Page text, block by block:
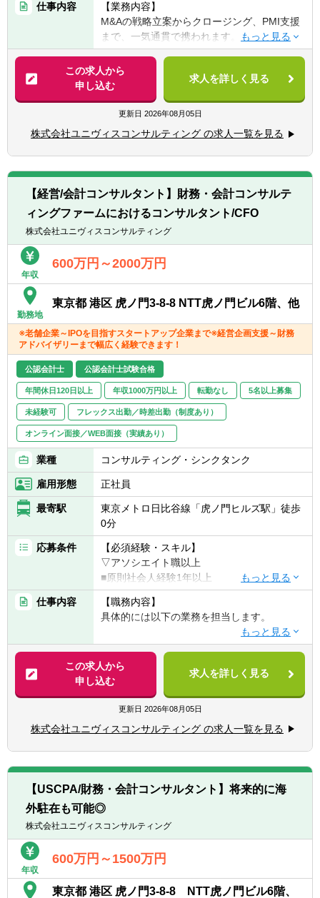
＜シニアアソシエイト職＞
▽下記いずれかのご経験
■M&A関連業務経験（金融機関・PE・コンサ
ル・FASなど）
■経営企画・財務部門でのM&A実務経験
＜マネージャー職以上＞
■FAS業務経験3年以上
■戦略・会計系コンサル出身者
■経理・財務・監査など、定量分析に強い方
【求める人物像】
■M&A領域で専門性を磨きたい方
して働きたい方
■周囲を巻き込みながらプロジェクトを進め
られる方
■継続して学び続ける姿勢を持つ方
■看板ではなく「実力」で勝負したい方
■チームワークを大事にできる方
仕事内容
【業務内容】
M&Aの戦略立案からクロージング、PMI支援
まで、一気通貫で携われます。
組織がフェーズごとに分断されていないた
め、全プロセスを実務として経験可能です。
＜トランザクション＞
■財務・税務・ビジネスデューデリジェンス
■バリュエーション
■モデリング業務
■無形資産の価値評価
＜ファイナンシャルアドバイザリー＞
■M&A戦略策定支援
■M&A候補先企業の発掘
■M&A実行ストラクチャーの策定支援
■M&Aプロセスにおけるプロジェクト・マネ
■デューディリジェンスの実行支援
■企業価値評価
■M&A実行に必要となる各種契約書の策定支
援（ユニヴィス法律事務所と共同で実施）
■財務、会計領域に係るPMI支援
【ポジションの魅力】
■一気通貫のM&A実務を経験
戦略立案、デューデリジェンス、クロージン
グ、PMIまでM&Aの全プロセスに携わること
ができます。
■少数精鋭チーム
約40名規模の組織で、若手でも裁量を持って
案件に関わることが可能です。
■ミッド～スモールキャップ中心の案件
企業オーナーや経営陣と直接議論しながら、
企業の成長に深く関わるM&A支援を行いま
す。
■専門家連携による総合的なM&A支援
会計・税務・法務などグループの専門家と連
携しながら、総合的なアドバイザリーを提供
します。
常に複数案件に携わるため、短期間でM&A実
務の経験を積むことができます。
この求人から
申し込む
求人を詳しく見る
更新日 2026年08月05日
株式会社ユニヴィスコンサルティング の求人一覧を見る
【経営/会計コンサルタント】財務・会計コンサルテ
ィングファームにおけるコンサルタント/CFO
株式会社ユニヴィスコンサルティング
年収
600万円～2000万円
勤務地
東京都 港区 虎ノ門3-8-8 NTT虎ノ門ビル6階、他
※老舗企業～IPOを目指すスタートアップ企業まで※経営企画支援～財務
アドバイザリーまで幅広く経験できます！
公認会計士 公認会計士試験合格
年間休日120日以上 年収1000万円以上 転勤なし 5名以上募集
未経験可 フレックス出勤／時差出勤（制度あり）
オンライン面接／WEB面接（実績あり）
業種 コンサルティング・シンクタンク
雇用形態 正社員
最寄駅
東京メトロ日比谷線「虎ノ門ヒルズ駅」徒歩
0分
応募条件
【必須経験・スキル】
▽アソシエイト職以上
■原則社会人経験1年以上
■コンサルティング業務への興味・関心
■一緒に会社を創っていくことに対する興
味・関心
▽マネージャー職以上
■財務・会計系コンサルティングファームで
の就業経験3年以上
■監査法人での就業経験3年以上
【歓迎経験・スキル】
■監査法人や会計事務所出身の方
■事業会社での経理経験をお持ちの方
■公認会計士資格保有者（試験合格者含む）
■Excel、PPT、Wordの実務における使用経験
仕事内容
【職務内容】
具体的には以下の業務を担当します。
▽経営コンサルティング業務
■経営企画や経営アクションの立案・実行
■財務モデル・資金繰りモデルの開発支援
■管理会計導入や原価管理体制の構築
■バリュエーション・債権評価・財産評定
■IPO支援、事業計画策定・予実分析
■M&A関連（DD、ストラクチャー立案、実行
支援）
■マーケティング・業務効率化施策の企画・
実行
■株主/ファンド向け経営会議のレポーティン
グ
■コーポレートファイナンス業務
▽会計コンサルティング業務
■決算早期化支援
この求人から
申し込む
求人を詳しく見る
更新日 2026年08月05日
株式会社ユニヴィスコンサルティング の求人一覧を見る
【USCPA/財務・会計コンサルタント】将来的に海
外駐在も可能◎
株式会社ユニヴィスコンサルティング
年収
600万円～1500万円
東京都 港区 虎ノ門3-8-8 NTT虎ノ門ビル6階、